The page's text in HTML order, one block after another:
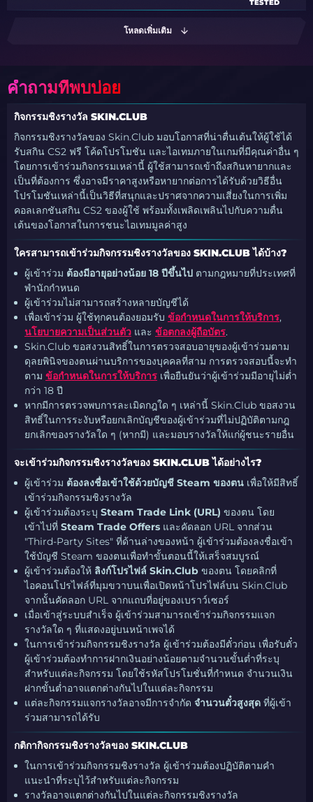
TESTED
โหลดเพิ่มเติม
คำถามที่พบบ่อย
กิจกรรมชิงรางวัล SKIN.CLUB
กิจกรรมชิงรางวัลของ Skin.Club มอบโอกาสที่น่าตื่นเต้นให้ผู้ใช้ได้
รับสกิน CS2 ฟรี โค้ดโปรโมชัน และไอเทมภายในเกมที่มีคุณค่าอื่น ๆ
โดยการเข้าร่วมกิจกรรมเหล่านี้ ผู้ใช้สามารถเข้าถึงสกินหายากและ
เป็นที่ต้องการ ซึ่งอาจมีราคาสูงหรือหายากต่อการได้รับด้วยวิธีอื่น
โปรโมชันเหล่านี้เป็นวิธีที่สนุกและปราศจากความเสี่ยงในการเพิ่ม
คอลเลกชันสกิน CS2 ของผู้ใช้ พร้อมทั้งเพลิดเพลินไปกับความตื่น
เต้นของโอกาสในการชนะไอเทมมูลค่าสูง
ใครสามารถเข้าร่วมกิจกรรมชิงรางวัลของ SKIN.CLUB ได้บ้าง?
ผู้เข้าร่วม ต้องมีอายุอย่างน้อย 18 ปีขึ้นไป ตามกฎหมายที่ประเทศที่
พำนักกำหนด
ผู้เข้าร่วมไม่สามารถสร้างหลายบัญชีได้
เพื่อเข้าร่วม ผู้ใช้ทุกคนต้องยอมรับ ข้อกำหนดในการให้บริการ,
นโยบายความเป็นส่วนตัว และ ข้อตกลงผู้ถือบัตร.
Skin.Club ขอสงวนสิทธิ์ในการตรวจสอบอายุของผู้เข้าร่วมตาม
ดุลยพินิจของตนผ่านบริการของบุคคลที่สาม การตรวจสอบนี้จะทำ
ตาม ข้อกำหนดในการให้บริการ เพื่อยืนยันว่าผู้เข้าร่วมมีอายุไม่ต่ำ
กว่า 18 ปี
หากมีการตรวจพบการละเมิดกฎใด ๆ เหล่านี้ Skin.Club ขอสงวน
สิทธิ์ในการระงับหรือยกเลิกบัญชีของผู้เข้าร่วมที่ไม่ปฏิบัติตามกฎ
ยกเลิกของรางวัลใด ๆ (หากมี) และมอบรางวัลให้แก่ผู้ชนะรายอื่น
จะเข้าร่วมกิจกรรมชิงรางวัลของ SKIN.CLUB ได้อย่างไร?
ผู้เข้าร่วม ต้องลงชื่อเข้าใช้ด้วยบัญชี Steam ของตน เพื่อให้มีสิทธิ์
เข้าร่วมกิจกรรมชิงรางวัล
ผู้เข้าร่วมต้องระบุ Steam Trade Link (URL) ของตน โดย
เข้าไปที่ Steam Trade Offers และคัดลอก URL จากส่วน
"Third-Party Sites" ที่ด้านล่างของหน้า ผู้เข้าร่วมต้องลงชื่อเข้า
ใช้บัญชี Steam ของตนเพื่อทำขั้นตอนนี้ให้เสร็จสมบูรณ์
ผู้เข้าร่วมต้องให้ ลิงก์โปรไฟล์ Skin.Club ของตน โดยคลิกที่
ไอคอนโปรไฟล์ที่มุมขวาบนเพื่อเปิดหน้าโปรไฟล์บน Skin.Club
จากนั้นคัดลอก URL จากแถบที่อยู่ของเบราว์เซอร์
เมื่อเข้าสู่ระบบสำเร็จ ผู้เข้าร่วมสามารถเข้าร่วมกิจกรรมแจก
รางวัลใด ๆ ที่แสดงอยู่บนหน้าเพจได้
ในการเข้าร่วมกิจกรรมชิงรางวัล ผู้เข้าร่วมต้องมีตั๋วก่อน เพื่อรับตั๋ว
ผู้เข้าร่วมต้องทำการฝากเงินอย่างน้อยตามจำนวนขั้นต่ำที่ระบุ
สำหรับแต่ละกิจกรรม โดยใช้รหัสโปรโมชั่นที่กำหนด จำนวนเงิน
ฝากขั้นต่ำอาจแตกต่างกันไปในแต่ละกิจกรรม
แต่ละกิจกรรมแจกรางวัลอาจมีการจำกัด จำนวนตั๋วสูงสุด ที่ผู้เข้า
ร่วมสามารถได้รับ
กติกากิจกรรมชิงรางวัลของ SKIN.CLUB
ในการเข้าร่วมกิจกรรมชิงรางวัล ผู้เข้าร่วมต้องปฏิบัติตามคำ
แนะนำที่ระบุไว้สำหรับแต่ละกิจกรรม
รางวัลอาจแตกต่างกันไปในแต่ละกิจกรรมชิงรางวัล